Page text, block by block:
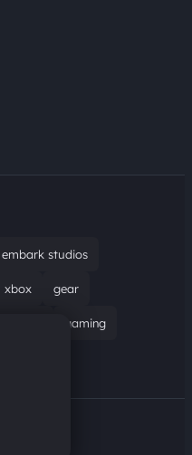
embark studios
xbox gear
gaming